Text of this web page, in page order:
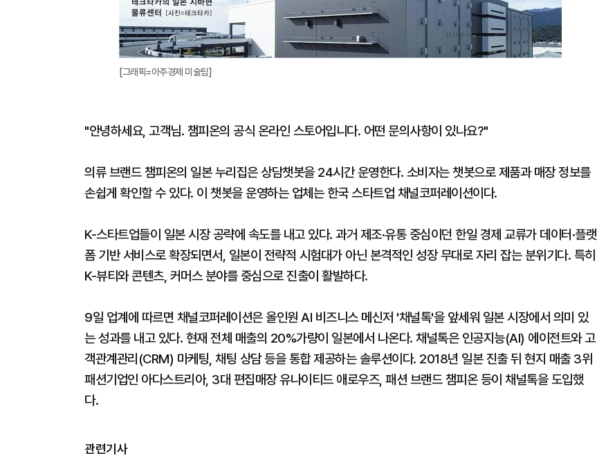
[그래픽=아주경제 미술팀]
"안녕하세요, 고객님. 챔피온의 공식 온라인 스토어입니다. 어떤 문의사항이 있나요?"
의류 브랜드 챔피온의 일본 누리집은 상담챗봇을 24시간 운영한다. 소비자는 챗봇으로 제품과 매장 정보를
손쉽게 확인할 수 있다. 이 챗봇을 운영하는 업체는 한국 스타트업 채널코퍼레이션이다.
K-스타트업들이 일본 시장 공략에 속도를 내고 있다. 과거 제조·유통 중심이던 한일 경제 교류가 데이터·플랫
폼 기반 서비스로 확장되면서, 일본이 전략적 시험대가 아닌 본격적인 성장 무대로 자리 잡는 분위기다. 특히
K-뷰티와 콘텐츠, 커머스 분야를 중심으로 진출이 활발하다.
9일 업계에 따르면 채널코퍼레이션은 올인원 AI 비즈니스 메신저 '채널톡'을 앞세워 일본 시장에서 의미 있
는 성과를 내고 있다. 현재 전체 매출의 20%가량이 일본에서 나온다. 채널톡은 인공지능(AI) 에이전트와 고
객관계관리(CRM) 마케팅, 채팅 상담 등을 통합 제공하는 솔루션이다. 2018년 일본 진출 뒤 현지 매출 3위
패션기업인 아다스트리아, 3대 편집매장 유나이티드 애로우즈, 패션 브랜드 챔피온 등이 채널톡을 도입했
다.
관련기사